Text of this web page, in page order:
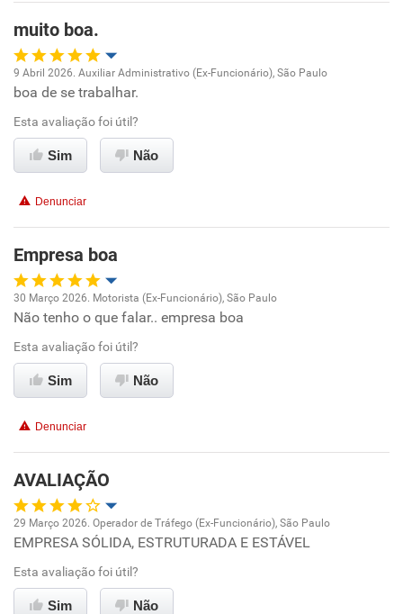
Recomenda esta empresa
Recomenda a diretoria
muito boa.
Oportunidade de promoção
Ambiente de trabalho
Benefícios
Recomenda esta empresa
Recomenda a diretoria
9 Abril 2026. Auxiliar Administrativo (Ex-Funcionário), São Paulo
boa de se trabalhar.
Esta avaliação foi útil?
Sim Não
Denunciar
Empresa boa
Oportunidade de promoção
Ambiente de trabalho
Benefícios
Recomenda esta empresa
Não recomenda a diretoria
30 Março 2026. Motorista (Ex-Funcionário), São Paulo
Não tenho o que falar.. empresa boa
Esta avaliação foi útil?
Sim Não
Denunciar
AVALIAÇÃO
Oportunidade de promoção
Ambiente de trabalho
29 Março 2026. Operador de Tráfego (Ex-Funcionário), São Paulo
EMPRESA SÓLIDA, ESTRUTURADA E ESTÁVEL
Esta avaliação foi útil?
Sim Não